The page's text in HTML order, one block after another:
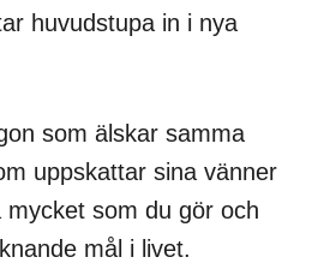
huvudstupa in i nya
som älskar samma
uppskattar sina vänner
mycket som du gör och
mål i livet.